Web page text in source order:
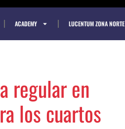
ACADEMY LUCENTUM ZONA NORTE
regular en
los cuartos